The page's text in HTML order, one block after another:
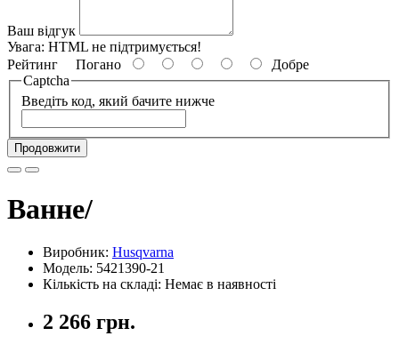
Ваш відгук
Увага: HTML не підтримується!
Рейтинг Погано
Добре
Captcha
Введіть код, який бачите нижче
Продовжити
Ванне/
Виробник: Husqvarna
Модель: 5421390-21
Кількість на складі: Немає в наявності
2 266 грн.